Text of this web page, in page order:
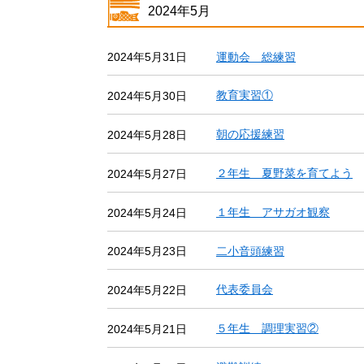
2024年5月
2024年5月31日 運動会 総練習
2024年5月30日 教育実習①
2024年5月28日 朝の応援練習
2024年5月27日 ２年生 夏野菜を育てよう
2024年5月24日 １年生 アサガオ観察
2024年5月23日 二小音頭練習
2024年5月22日 代表委員会
2024年5月21日 ５年生 調理実習②